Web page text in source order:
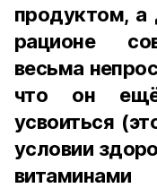
продуктом, а
рационе
весьма
что он ещё
усвоиться
условии